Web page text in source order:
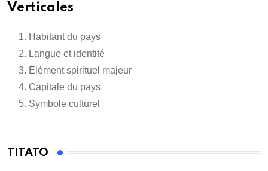
Verticales
Habitant du pays
Langue et identité
Élément spirituel majeur
Capitale du pays
Symbole culturel
TITATO